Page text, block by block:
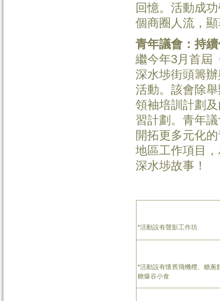
回憶。活動成
個商圈人流，
青年議會：持
繼今年3月首屆
深水埗街頭籌
活動。該會除
領袖培訓計劃
習計劃。青年
開拓更多元化
地區工作項目
深水埗故事！
*活動設有聲影工作坊
*活動設有懷舊飛機欖、糖蔥
糖爆谷小食